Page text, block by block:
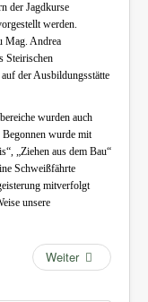
der Jagdkurse
werden.
Mag. Andrea
Steirischen
der Ausbildungsstätte
wurden auch
Begonnen wurde mit
„Ziehen aus dem Bau“
Schweißfährte
mitverfolgt
unsere
Weiter